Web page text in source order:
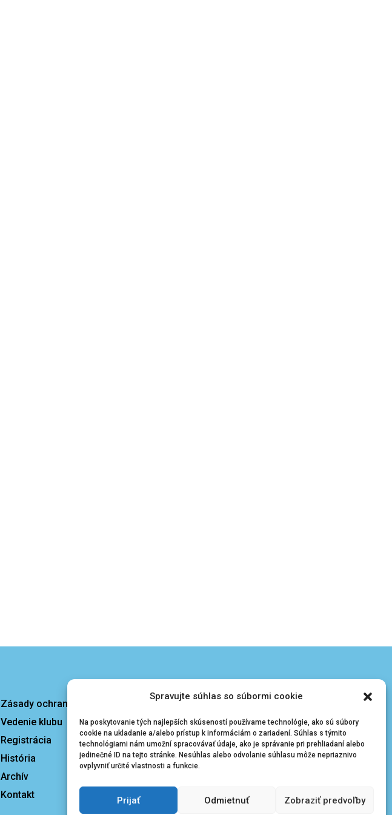
Spravujte súhlas so súbormi cookie
Na poskytovanie tých najlepších skúseností používame technológie, ako sú súbory
cookie na ukladanie a/alebo prístup k informáciám o zariadení. Súhlas s týmito
technológiami nám umožní spracovávať údaje, ako je správanie pri prehliadaní alebo
jedinečné ID na tejto stránke. Nesúhlas alebo odvolanie súhlasu môže nepriaznivo
ovplyvniť určité vlastnosti a funkcie.
Prijať Odmietnuť Zobraziť predvoľby
Zásady ochrany osobných údajov
Vedenie klubu
Registrácia
História
Archív
Kontakt